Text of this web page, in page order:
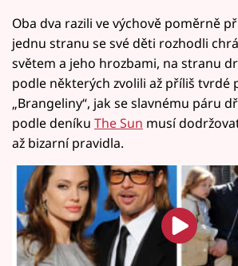
Oba dva razili ve výchově poměrně
jednu stranu se své děti rozhodli
světem a jeho hrozbami, na stranu
podle některých zvolili až příliš tvrdé
„Brangeliny“, jak se slavnému páru
podle deníku The Sun musí
až bizarní pravidla.